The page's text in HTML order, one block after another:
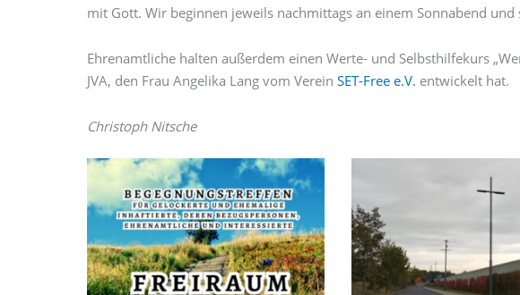
mit Gott. Wir beginnen jeweils nachmittags an einem Sonnabend
Ehrenamtliche halten außerdem einen Werte- und Selbsthilfekurs
JVA, den Frau Angelika Lang vom Verein SET-Free e.V. entwickelt hat.
Christoph Nitsche